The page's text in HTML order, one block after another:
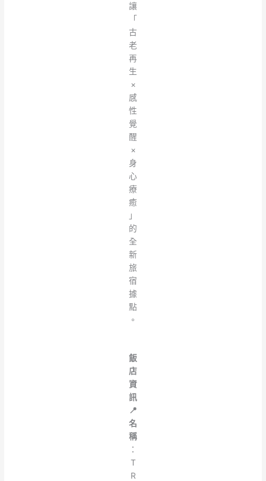
讓
「
古
老
再
生
×
感
性
覺
醒
×
身
心
療
癒
」
的
全
新
旅
宿
據
點
。
飯
店
資
訊
📍
名
稱
：
T
R